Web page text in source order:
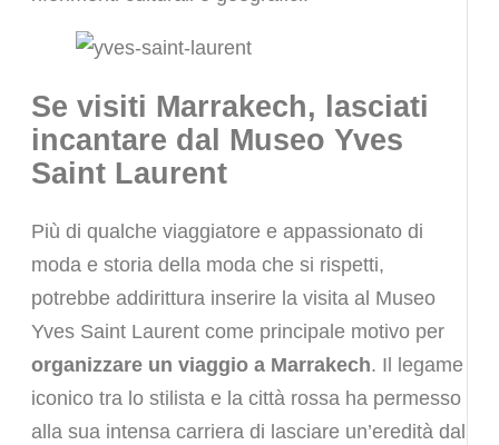
Se visiti Marrakech, lasciati
incantare dal Museo Yves
Saint Laurent
Più di qualche viaggiatore e appassionato di
moda e storia della moda che si rispetti,
potrebbe addirittura inserire la visita al Museo
Yves Saint Laurent come principale motivo per
organizzare un viaggio a Marrakech. Il legame
iconico tra lo stilista e la città rossa ha permesso
alla sua intensa carriera di lasciare un’eredità dal